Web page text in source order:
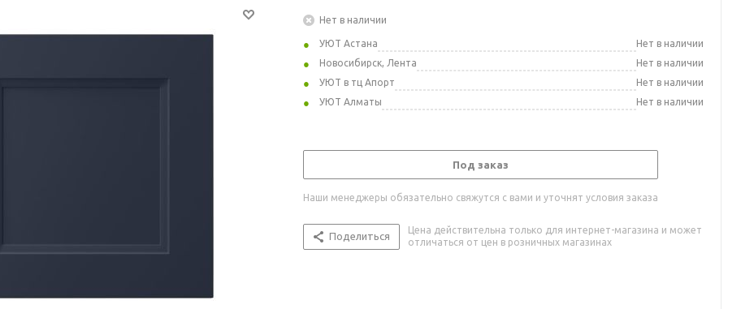
Нет в наличии
УЮТ Астана
Нет в наличии
Новосибирск, Лента
Нет в наличии
УЮТ в тц Апорт
Нет в наличии
УЮТ Алматы
Нет в наличии
Под заказ
Наши менеджеры обязательно свяжутся с вами и уточнят условия заказа
Поделиться
Цена действительна только для интернет-магазина и может
отличаться от цен в розничных магазинах